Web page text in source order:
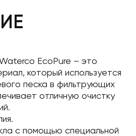
EcoPure – это
который используется
песка в фильтрующих
отличную очистку
с помощью специальной